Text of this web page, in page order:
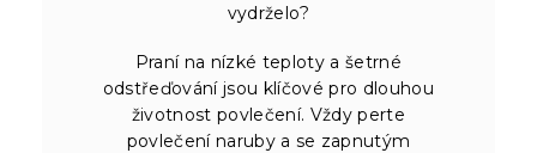
vydrželo?
Praní na nízké teploty a šetrné
odstřeďování jsou klíčové pro dlouhou
životnost povlečení. Vždy perte
povlečení naruby a se zapnutým